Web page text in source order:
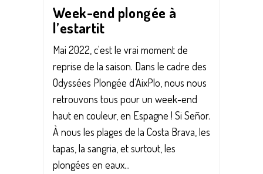
Week-end plongée à
l’estartit
Mai 2022, c'est le vrai moment de
reprise de la saison. Dans le cadre des
Odyssées Plongée d'AixPlo, nous nous
retrouvons tous pour un week-end
haut en couleur, en Espagne ! Si Señor.
À nous les plages de la Costa Brava, les
tapas, la sangria, et surtout, les
plongées en eaux...